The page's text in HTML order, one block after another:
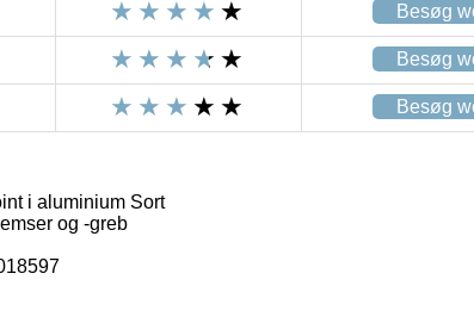
Besøg
Besøg
Besøg
i aluminium Sort
og -greb